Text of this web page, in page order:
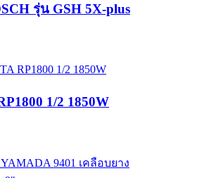
รุ่น GSH 5X-plus
1/2 1850W